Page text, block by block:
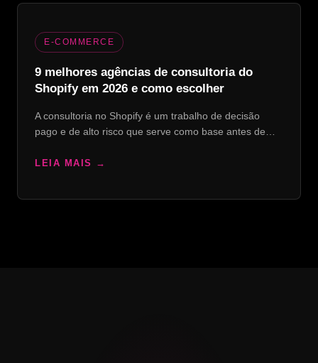
E-COMMERCE
9 melhores agências de consultoria do
Shopify em 2026 e como escolher
A consultoria no Shopify é um trabalho de decisão
pago e de alto risco que serve como base antes de…
LEIA MAIS